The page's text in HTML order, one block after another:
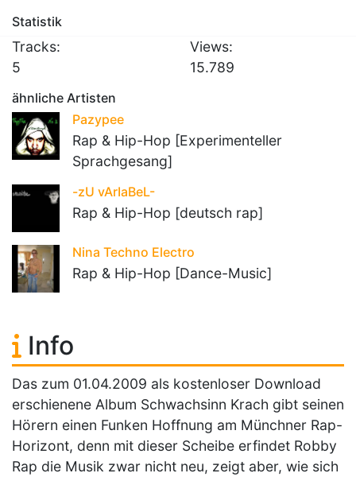
Statistik
Tracks:
5
Views:
15.789
ähnliche Artisten
Pazypee
Rap & Hip-Hop [Experimenteller
Sprachgesang]
-zU vArIaBeL-
Rap & Hip-Hop [deutsch rap]
Nina Techno Electro
Rap & Hip-Hop [Dance-Music]
Info
Das zum 01.04.2009 als kostenloser Download
erschienene Album Schwachsinn Krach gibt seinen
Hörern einen Funken Hoffnung am Münchner Rap-
Horizont, denn mit dieser Scheibe erfindet Robby
Rap die Musik zwar nicht neu, zeigt aber, wie sich